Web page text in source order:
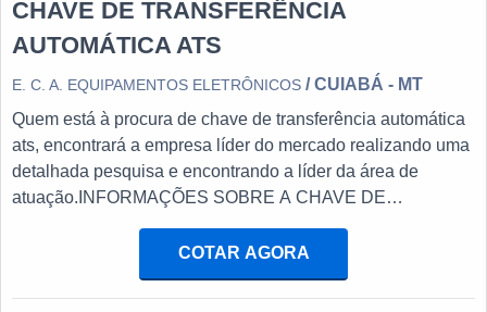
CHAVE DE TRANSFERÊNCIA
AUTOMÁTICA ATS
E. C. A. EQUIPAMENTOS ELETRÔNICOS / CUIABÁ - MT
Quem está à procura de chave de transferência automática
ats, encontrará a empresa líder do mercado realizando uma
detalhada pesquisa e encontrando a líder da área de
atuação.INFORMAÇÕES SOBRE A CHAVE DE
chave de transferência automática ats em uma empresa
inovadora, acha o site da E. C. A. Equipamentos
Eletrônicos. Na companhia é possível encontrar
COTAR AGORA